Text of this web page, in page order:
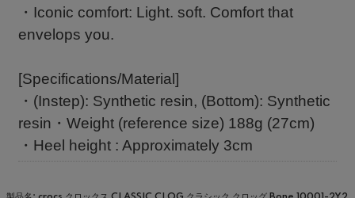
・Iconic comfort: Light. soft. Comfort that
envelops you.
[Specifications/Material]
・(Instep): Synthetic resin, (Bottom): Synthetic
resin・Weight (reference size) 188g (27cm)
・Heel height : Approximately 3cm